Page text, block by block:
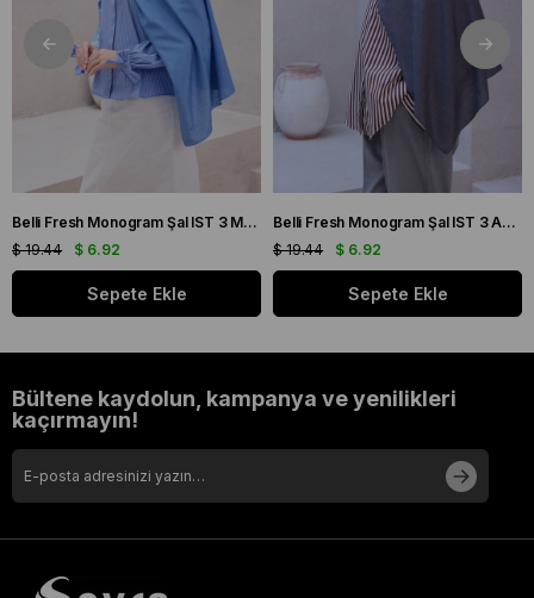
Belli Fresh Monogram Şal IST 3 Mavi 113
$ 6.92
$ 19.44
Sepete Ekle
Belli Fresh Monogram Şal IST 3 Antrasit 106
$ 6.92
$ 19.44
Sepete Ekle
Bültene kaydolun, kampanya ve yenilikleri
kaçırmayın!